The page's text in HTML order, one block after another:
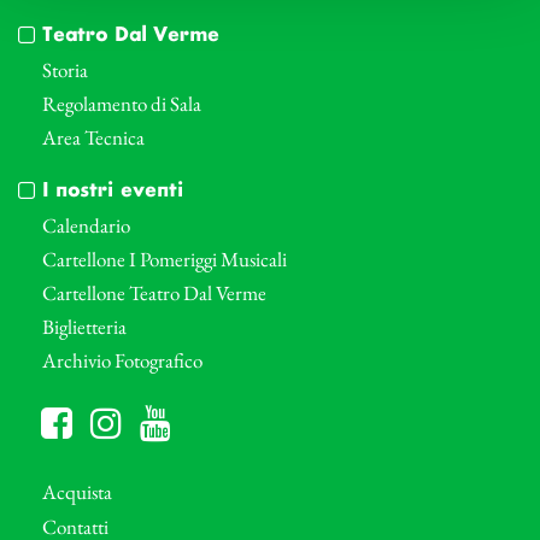
Teatro Dal Verme
Storia
Regolamento di Sala
Area Tecnica
I nostri eventi
Calendario
Cartellone I Pomeriggi Musicali
Cartellone Teatro Dal Verme
Biglietteria
Archivio Fotografico
Acquista
Contatti